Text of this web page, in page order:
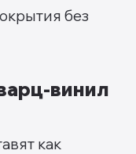
без
винил
как